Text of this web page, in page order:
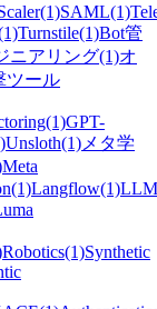
(1)SAML(1)
Turnstile(1)Bot管
ニアリング(1)オ
ツール
(1)GPT-
Unsloth(1) メタ学
Meta
(1)Langflow(1)
Robotics(1)Synthetic